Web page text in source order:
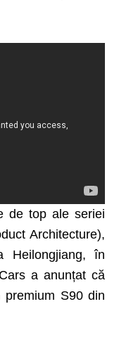
de top ale seriei
Architecture),
Heilongjiang, în
a anunțat că
S90 din